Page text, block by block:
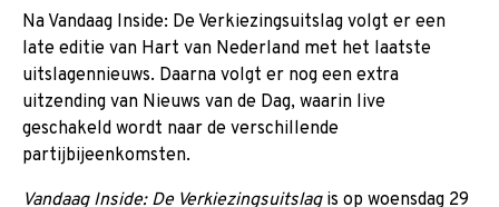
Na Vandaag Inside: De Verkiezingsuitslag volgt er een
late editie van Hart van Nederland met het laatste
uitslagennieuws. Daarna volgt er nog een extra
uitzending van Nieuws van de Dag, waarin live
geschakeld wordt naar de verschillende
partijbijeenkomsten.
Vandaag Inside: De Verkiezingsuitslag is op woensdag 29